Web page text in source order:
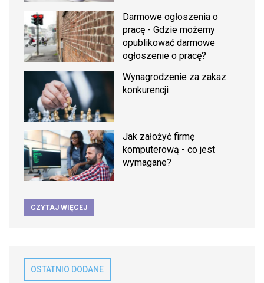
Darmowe ogłoszenia o
pracę - Gdzie możemy
opublikować darmowe
ogłoszenie o pracę?
Wynagrodzenie za zakaz
konkurencji
Jak założyć firmę
komputerową - co jest
wymagane?
CZYTAJ WIĘCEJ
OSTATNIO DODANE